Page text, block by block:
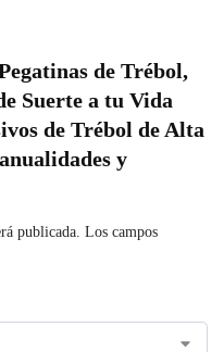
de Trébol,
Suerte a tu Vida
de Trébol de Alta
y
publicada. Los campos